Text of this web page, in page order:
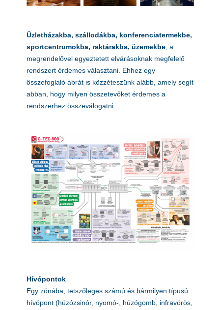
Üzletházakba, szállodákba, konferenciatermekbe,
sportcentrumokba, raktárakba, üzemekbe, a
megrendelővel egyeztetett elvárásoknak megfelelő
rendszert érdemes választani. Ehhez egy
összefoglaló ábrát is közzéteszünk alább, amely segít
abban, hogy milyen összetevőket érdemes a
rendszerhez összeválogatni.
Hívópontok
Egy zónába, tetszőleges számú és bármilyen típusú
hívópont (húzózsinór, nyomó-, húzógomb, infravörös,